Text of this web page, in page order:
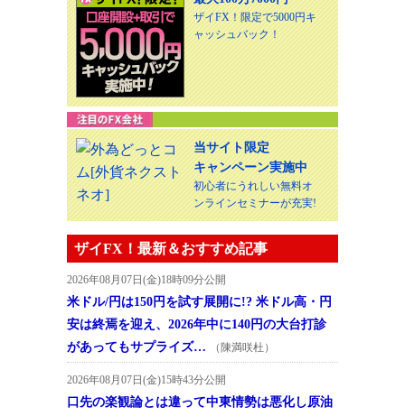
ザイFX！限定で5000円キ
ャッシュバック！
当サイト限定
キャンペーン実施中
初心者にうれしい無料オ
ンラインセミナーが充実!
ザイFX！最新＆おすすめ記事
2026年08月07日(金)18時09分公開
米ドル/円は150円を試す展開に!? 米ドル高・円
安は終焉を迎え、2026年中に140円の大台打診
があってもサプライズ…
（陳満咲杜）
2026年08月07日(金)15時43分公開
口先の楽観論とは違って中東情勢は悪化し原油